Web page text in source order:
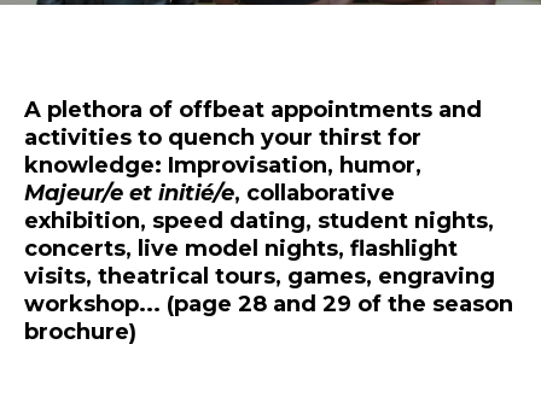
A plethora of offbeat appointments and
activities to quench your thirst for
knowledge: Improvisation, humor,
Majeur/e et initié/e, collaborative
exhibition, speed dating, student nights,
concerts, live model nights, flashlight
visits, theatrical tours, games, engraving
workshop... (page 28 and 29 of the season
brochure)